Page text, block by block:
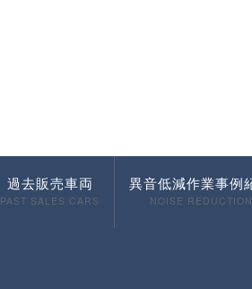
過去販売車両
PAST SALES CARS
異音低減作業事例
NOISE REDUCTION